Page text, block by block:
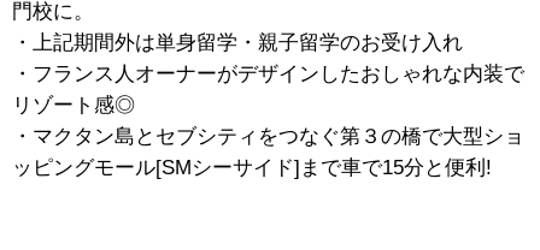
門校に。
・上記期間外は単身留学・親子留学のお受け入れ
・フランス人オーナーがデザインしたおしゃれな内装で
リゾート感◎
・マクタン島とセブシティをつなぐ第３の橋で大型ショ
ッピングモール[SMシーサイド]まで車で15分と便利!